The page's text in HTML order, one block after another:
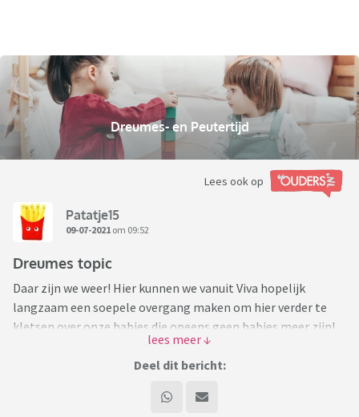
Dreumes- en Peutertijd
Lees ook op
Patatje15
09-07-2021 om 09:52
Dreumes topic
Daar zijn we weer! Hier kunnen we vanuit Viva hopelijk
langzaam een soepele overgang maken om hier verder te
kletsen over onze babies die opeens geen babies meer zijn!
Deel dit bericht: